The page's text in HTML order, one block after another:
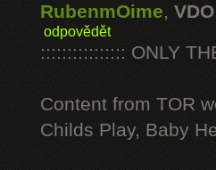
RubenmOime,
odpovědět
:::::::::::::::: ONLY
Content from TOR
Childs Play, Baby